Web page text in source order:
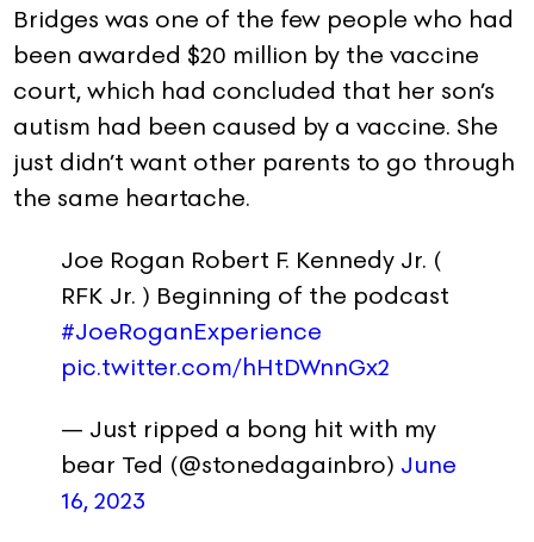
Bridges was one of the few people who had
been awarded $20 million by the vaccine
court, which had concluded that her son’s
autism had been caused by a vaccine. She
just didn’t want other parents to go through
the same heartache.
Joe Rogan Robert F. Kennedy Jr. (
RFK Jr. ) Beginning of the podcast
#JoeRoganExperience
pic.twitter.com/hHtDWnnGx2
— Just ripped a bong hit with my
bear Ted (@stonedagainbro) June
16, 2023